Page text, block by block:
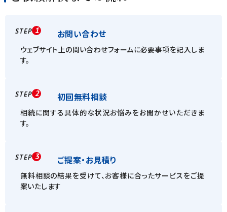
STEP 1 お問い合わせ
ウェブサイト上の問い合わせフォームに必要事項を記入しま
す。
STEP 2 初回無料相談
相続に関する具体的な状況お悩みをお聞かせいただきま
す。
STEP 3 ご提案・お見積り
無料相談の結果を受けて、お客様に合ったサービスをご提
案いたします